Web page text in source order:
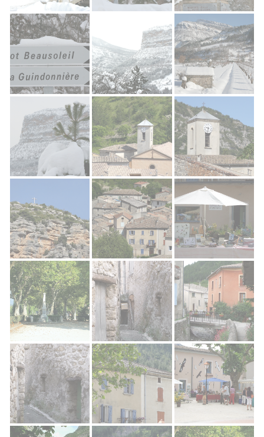
Pont de l'Oule Rémuzat Histoire
Rémuzat LotissementRocher du Caire Rémuzat
Rocher du Caire Rémuzat Village Rémuzat église
Rocher du Caire Rémuzat village Rémuzat Village
Rémuzat Village Rémuzat Village Rémuzat Village
Rémuzat Village Rémuzat Village Rémuzat Village